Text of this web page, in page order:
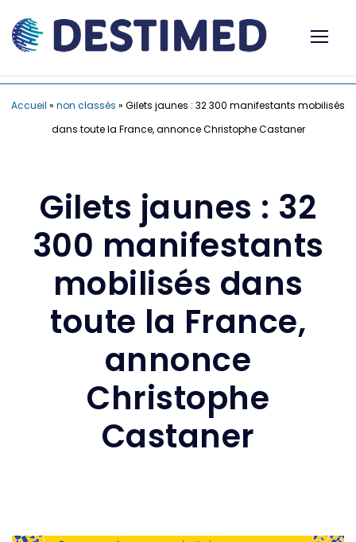
Accueil » non classés » Gilets jaunes : 32 300 manifestants mobilisés
dans toute la France, annonce Christophe Castaner
Gilets jaunes : 32
300 manifestants
mobilisés dans
toute la France,
annonce
Christophe
Castaner